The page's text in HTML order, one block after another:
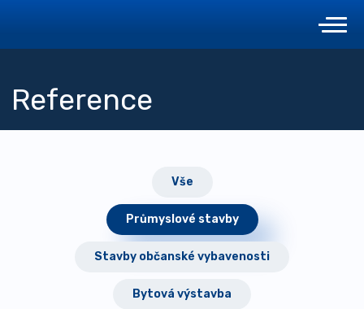
Reference
Vše
Průmyslové stavby
Stavby občanské vybavenosti
Bytová výstavba